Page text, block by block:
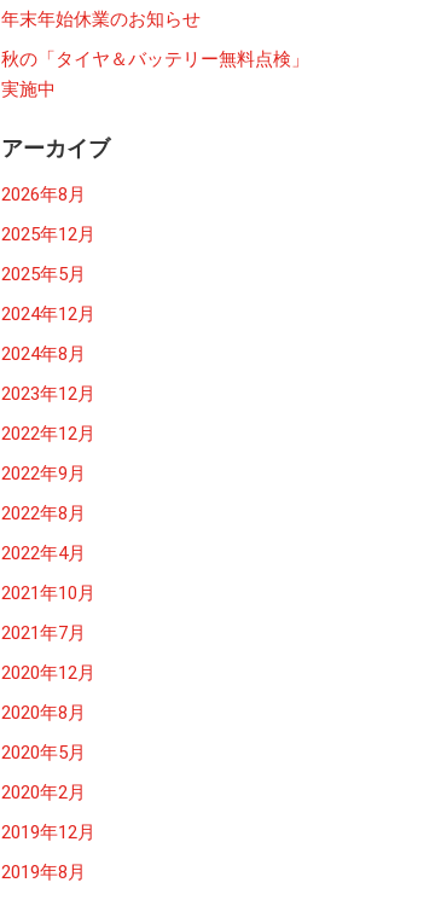
年末年始休業のお知らせ
秋の「タイヤ＆バッテリー無料点検」
実施中
アーカイブ
2026年8月
2025年12月
2025年5月
2024年12月
2024年8月
2023年12月
2022年12月
2022年9月
2022年8月
2022年4月
2021年10月
2021年7月
2020年12月
2020年8月
2020年5月
2020年2月
2019年12月
2019年8月